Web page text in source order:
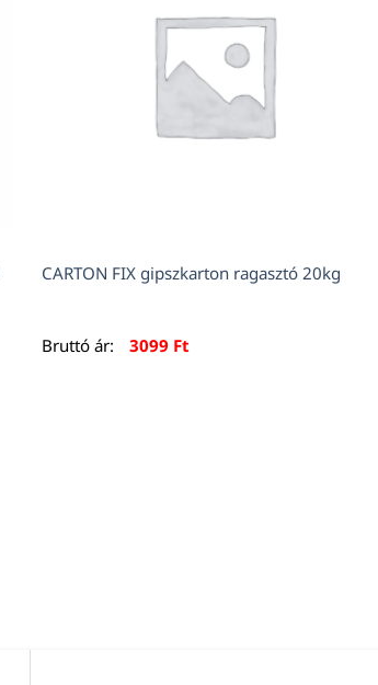
CARTON FIX gipszkarton ragasztó 20kg
Bruttó ár: 3099 Ft